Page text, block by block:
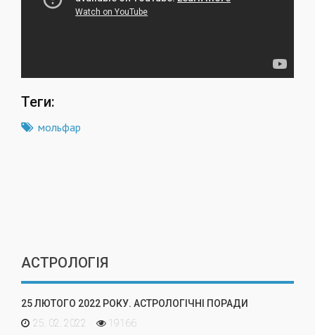
Теги:
мольфар
АСТРОЛОГІЯ
25 ЛЮТОГО 2022 РОКУ. АСТРОЛОГІЧНІ ПОРАДИ
25. 02. 2022
19166